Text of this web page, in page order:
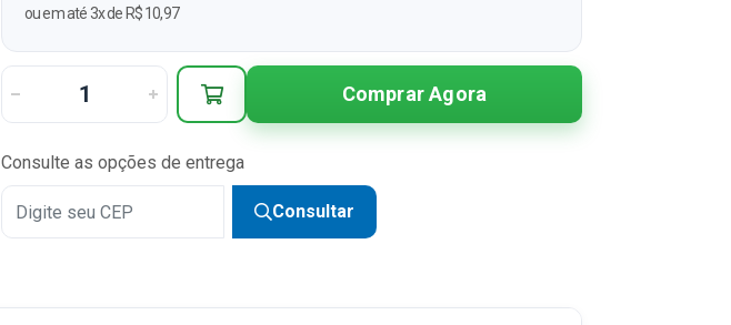
ou em até 3x de R$ 10,97
Comprar Agora
Consulte as opções de entrega
Consultar